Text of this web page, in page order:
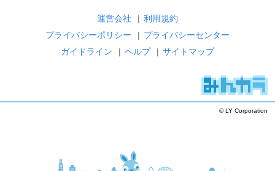
運営会社 | 利用規約
プライバシーポリシー
| プライバシーセンター
ガイドライン
| ヘルプ | サイトマップ
© LY Corporation